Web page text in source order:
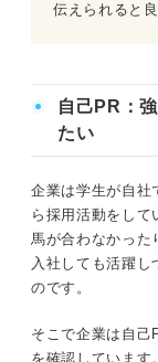
伝えられると良
自己PR：
たい
企業は学生が自社
ら採用活動をして
馬が合わなかった
入社しても活躍
のです。
そこで企業は自己
を確認しています